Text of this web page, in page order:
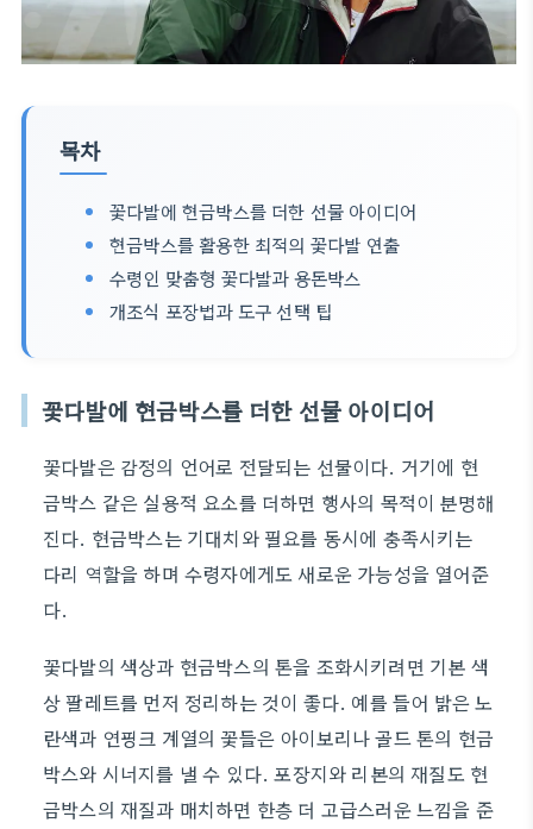
목차
꽃다발에 현금박스를 더한 선물 아이디어
현금박스를 활용한 최적의 꽃다발 연출
수령인 맞춤형 꽃다발과 용돈박스
개조식 포장법과 도구 선택 팁
꽃다발에 현금박스를 더한 선물 아이디어
꽃다발은 감정의 언어로 전달되는 선물이다. 거기에 현
금박스 같은 실용적 요소를 더하면 행사의 목적이 분명해
진다. 현금박스는 기대치와 필요를 동시에 충족시키는
다리 역할을 하며 수령자에게도 새로운 가능성을 열어준
다.
꽃다발의 색상과 현금박스의 톤을 조화시키려면 기본 색
상 팔레트를 먼저 정리하는 것이 좋다. 예를 들어 밝은 노
란색과 연핑크 계열의 꽃들은 아이보리나 골드 톤의 현금
박스와 시너지를 낼 수 있다. 포장지와 리본의 재질도 현
금박스의 재질과 매치하면 한층 더 고급스러운 느낌을 준